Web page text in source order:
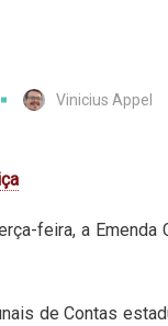
Vinicius Appel
feira, a
de Contas